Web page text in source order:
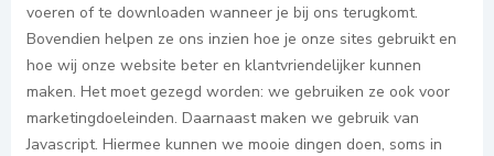
voeren of te downloaden wanneer je bij ons terugkomt.
Bovendien helpen ze ons inzien hoe je onze sites gebruikt en
hoe wij onze website beter en klantvriendelijker kunnen
maken. Het moet gezegd worden: we gebruiken ze ook voor
marketingdoeleinden. Daarnaast maken we gebruik van
Javascript. Hiermee kunnen we mooie dingen doen, soms in